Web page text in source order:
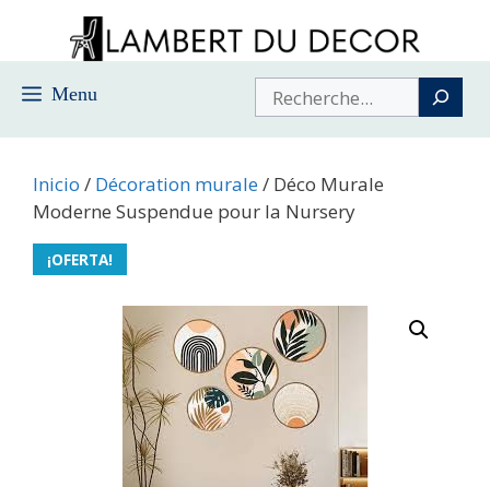
contenido
Menu Buscar
Inicio / Décoration murale/ Déco Murale
Moderne Suspendue pour la Nursery
¡OFERTA!